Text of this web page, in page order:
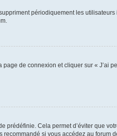
périodiquement les
de connexion et cliquer sur « J’ai
prédéfinie. Cela permet d’éviter que
recommandé si vous accédez au forum